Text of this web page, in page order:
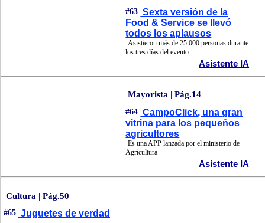
#63 Sexta versión de la
Food & Service se llevó
todos los aplausos
Asistieron más de 25.000 personas durante
los tres días del evento
Asistente IA
Mayorista | Pág.14
#64 CampoClick, una gran
vitrina para los pequeños
agricultores
Es una APP lanzada por el ministerio de
Agricultura
Asistente IA
Cultura | Pág.50
#65 Juguetes de verdad